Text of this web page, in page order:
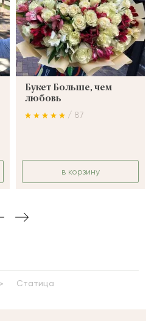
Букет Больше, чем
любовь
/ 87
в корзину
Статица